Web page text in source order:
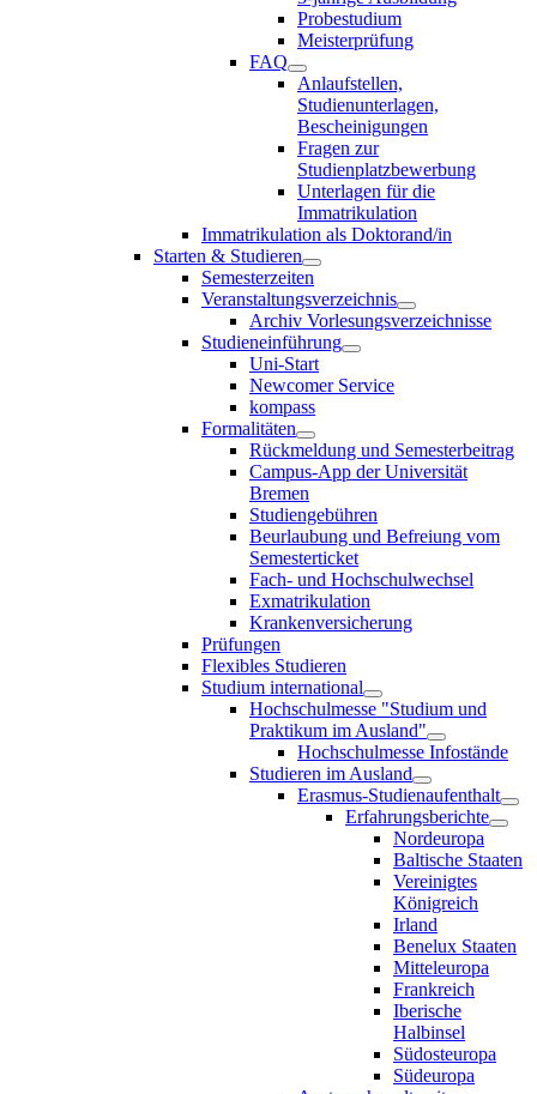
Probestudium
Meisterprüfung
FAQ
Anlaufstellen,
Studienunterlagen,
Bescheinigungen
Fragen zur
Studienplatzbewerbung
Unterlagen für die
Immatrikulation
Immatrikulation als Doktorand/in
Starten & Studieren
Semesterzeiten
Veranstaltungsverzeichnis
Archiv Vorlesungsverzeichnisse
Studieneinführung
Uni-Start
Newcomer Service
kompass
Formalitäten
Rückmeldung und Semesterbeitrag
Campus-App der Universität
Bremen
Studiengebühren
Beurlaubung und Befreiung vom
Semesterticket
Fach- und Hochschulwechsel
Exmatrikulation
Krankenversicherung
Prüfungen
Flexibles Studieren
Studium international
Hochschulmesse "Studium und
Praktikum im Ausland"
Hochschulmesse Infostände
Studieren im Ausland
Erasmus-Studienaufenthalt
Erfahrungsberichte
Nordeuropa
Baltische Staaten
Vereinigtes
Königreich
Irland
Benelux Staaten
Mitteleuropa
Frankreich
Iberische
Halbinsel
Südosteuropa
Südeuropa